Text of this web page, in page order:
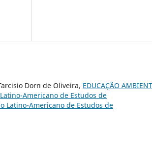
Dorn de Oliveira, EDUCAÇÃO
Americano de Estudos de
Latino-Americano de Estudos de